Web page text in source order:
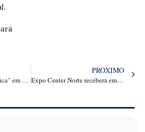
O conceito de “fé pública” em tempos de Democracia
PRÓXIMO
Expo Center Norte receberá em julho, uma das maiores Feiras de Empreendedorismo do Brasil.